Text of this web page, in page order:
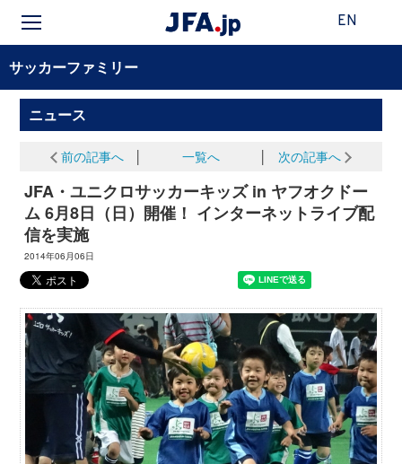
EN
サッカーファミリー
ニュース
前の記事へ 一覧へ 次の記事へ
JFA・ユニクロサッカーキッズ in ヤフオクドー
ム 6月8日（日）開催！ インターネットライブ配
信を実施
2014年06月06日